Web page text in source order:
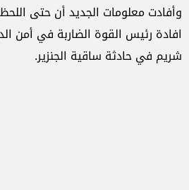
وأفادت معلومات الجديد أن حتى
افادة رئيس القوة الضاربة في أمن
شريم في حادثة ساقية الجنزير.